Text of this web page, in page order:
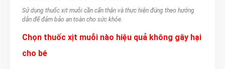
Sử dụng thuốc xịt muỗi cần cẩn thận và thực hiện đúng theo hướng
dẫn để đảm bảo an toàn cho sức khỏe.
Chọn thuốc xịt muỗi nào hiệu quả không gây hại
cho bé